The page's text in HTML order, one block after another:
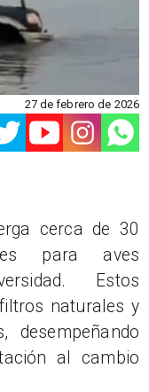
27 de febrero de 2026
cerca de 30
para aves
Estos
naturales y
desempeñando
al cambio